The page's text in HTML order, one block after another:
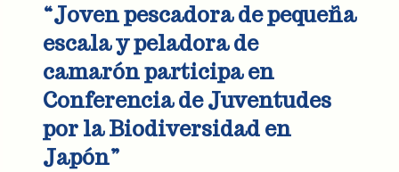
“Joven pescadora de pequeña
escala y peladora de
camarón participa en
Conferencia de Juventudes
por la Biodiversidad en
Japón”